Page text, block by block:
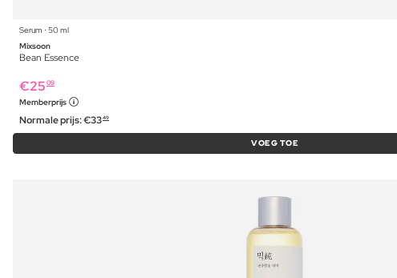
Serum ⋅ 50 ml
Mixsoon
Bean Essence
€25 09
Memberprijs
Normale prijs:€3349
VOEG TOE